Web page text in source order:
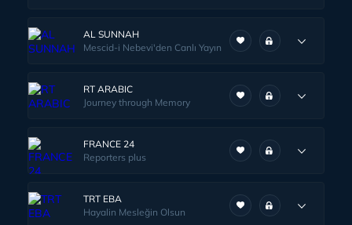
AL SUNNAH
Mescid-i Nebevi'den Canlı Yayın
RT ARABIC
Journey through Memory
FRANCE 24
Reporters plus
TRT EBA
Hayalin Mesleğin Olsun